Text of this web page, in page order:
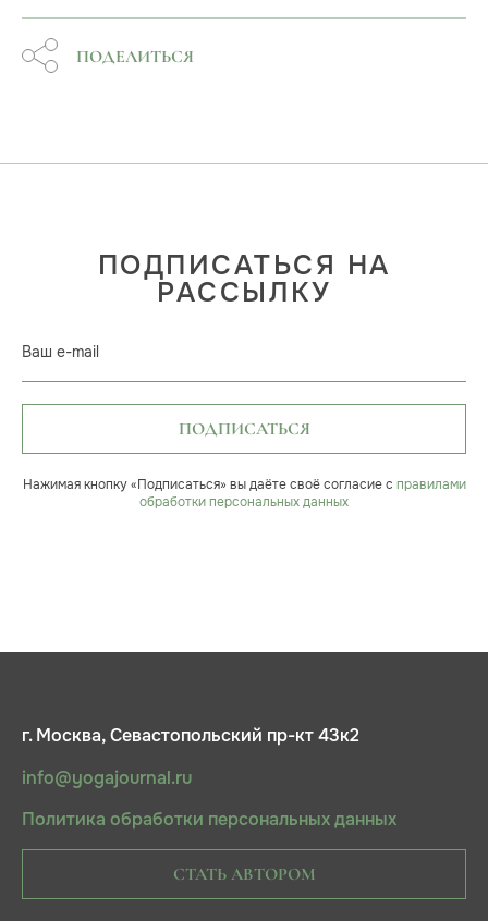
ПОДЕЛИТЬСЯ
ПОДПИСАТЬСЯ НА
РАССЫЛКУ
Ваш e-mail
ПОДПИСАТЬСЯ
Нажимая кнопку «Подписаться» вы даёте своё согласие с правилами
обработки персональных данных
г. Москва, Севастопольский пр-кт 43к2
info@yogajournal.ru
Политика обработки персональных данных
СТАТЬ АВТОРОМ